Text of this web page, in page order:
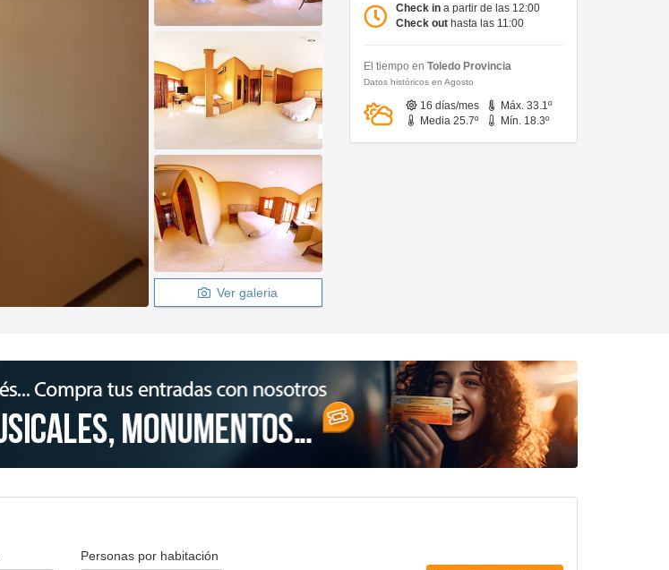
Ver galeria
Check in a partir de las 12:00
Check out hasta las 11:00
El tiempo en Toledo Provincia
Datos históricos en Agosto
16 días/mes
Máx. 33.1º
Media 25.7º
Mín. 18.3º
Personas por habitación